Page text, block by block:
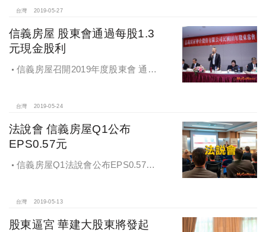
台灣 2019-05-27
信義房屋 股東會通過每股1.3
元現金股利
信義房屋召開2019年度股東會 通過
台灣 2019-05-24
法說會 信義房屋Q1公布
EPS0.57元
信義房屋Q1法說會公布EPS0.57
台灣 2019-05-13
股東逼宮 華建大股東將發起